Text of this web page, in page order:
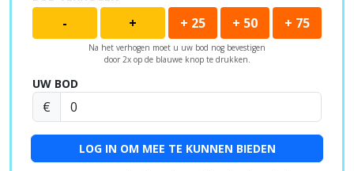
- + + 25 + 50 + 75
Na het verhogen moet u uw bod nog bevestigen
door 2x op de blauwe knop te drukken.
UW BOD
€
LOG IN OM MEE TE KUNNEN BIEDEN